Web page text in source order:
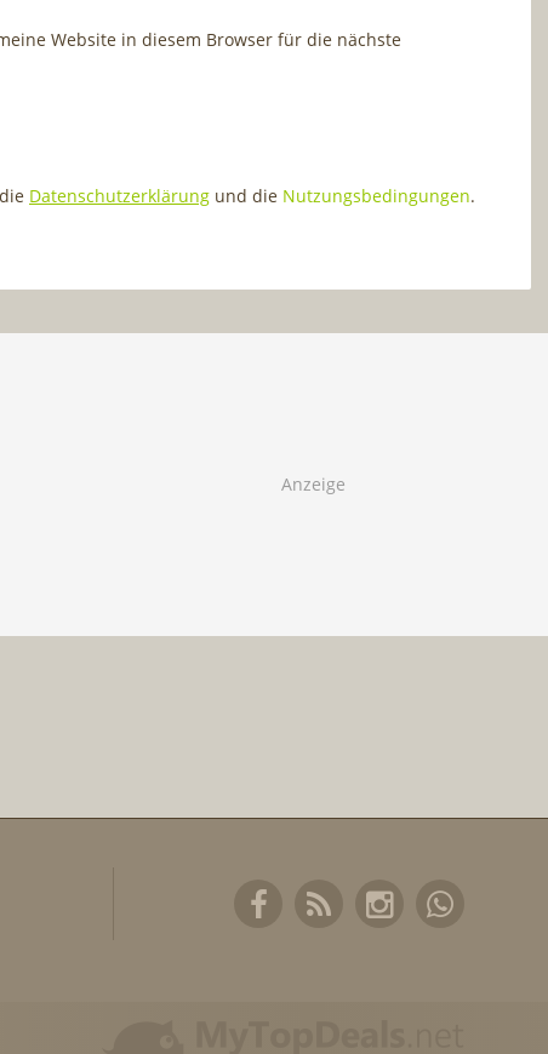
Website in diesem Browser für die nächste
Datenschutzerklärung und die Nutzungsbedingungen.